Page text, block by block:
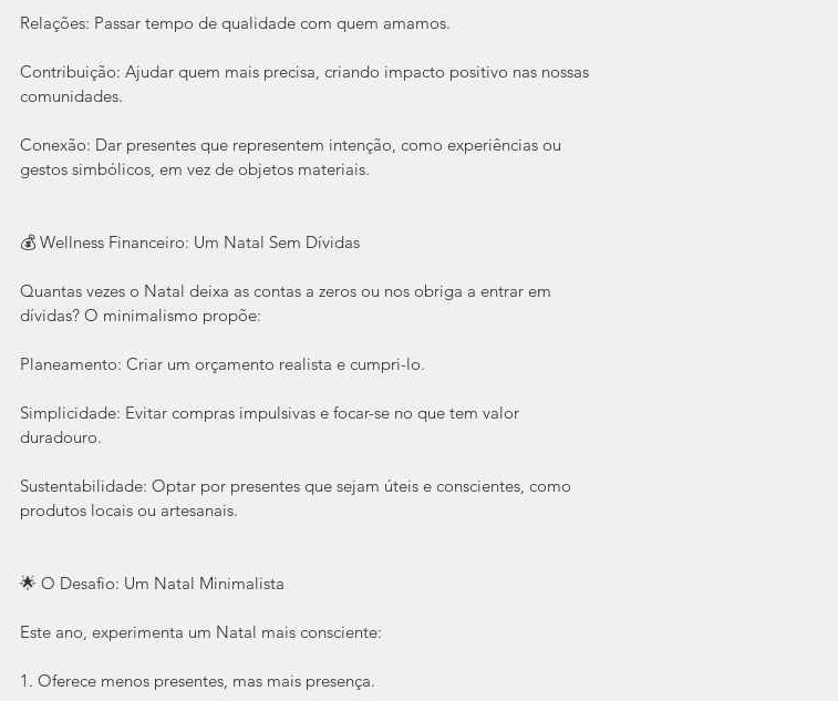
Relações: Passar tempo de qualidade com quem amamos.
Contribuição: Ajudar quem mais precisa, criando impacto positivo nas nossas
comunidades.
Conexão: Dar presentes que representem intenção, como experiências ou
gestos simbólicos, em vez de objetos materiais.
💰 Wellness Financeiro: Um Natal Sem Dívidas
Quantas vezes o Natal deixa as contas a zeros ou nos obriga a entrar em
dívidas? O minimalismo propõe:
Planeamento: Criar um orçamento realista e cumpri-lo.
Simplicidade: Evitar compras impulsivas e focar-se no que tem valor
duradouro.
Sustentabilidade: Optar por presentes que sejam úteis e conscientes, como
produtos locais ou artesanais.
🌟 O Desafio: Um Natal Minimalista
Este ano, experimenta um Natal mais consciente:
1. Oferece menos presentes, mas mais presença.